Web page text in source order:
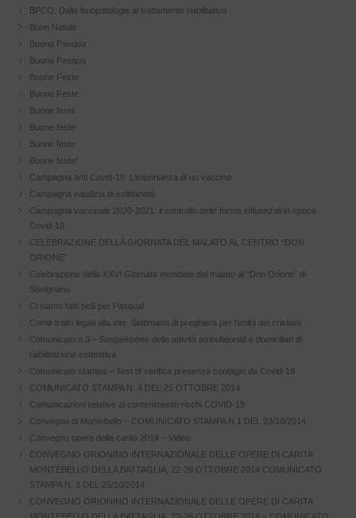
BPCO: Dalla fisiopatologia al trattamento riabilitativo
Buon Natale
Buona Pasqua
Buona Pasqua
Buone Feste
Buone Feste
Buone feste
Buone feste
Buone feste
Buone feste!
Campagna anti Covid-19. L’importanza di un vaccino
Campagna natalizia di solidarietà
Campagna vaccinale 2020-2021: il controllo delle forme influenzali in epoca
Covid-19
CELEBRAZIONE DELLA GIORNATA DEL MALATO AL CENTRO “DON
ORIONE”
Celebrazione della XXVI Giornata mondiale del malato al “Don Orione” di
Savignano
Ci siamo fatti belli per Pasqua!
Come tralci legati alla vite. Settimana di preghiera per l’unità dei cristiani
Comunicato n.3 – Sospensione delle attività ambulatoriali e domiciliari di
riabilitazione estensiva
Comunicato stampa – Test di verifica presenza contagio da Covid-19
COMUNICATO STAMPA N. 4 DEL 25 OTTOBRE 2014
Comunicazioni relative al contenimento rischi COVID-19
Convegno di Montebello – COMUNICATO STAMPA N.1 DEL 23/10/2014
Convegno opere della carità 2014 – Video
CONVEGNO ORIONINO INTERNAZIONALE DELLE OPERE DI CARITA’
MONTEBELLO DELLA BATTAGLIA, 22-26 OTTOBRE 2014 COMUNICATO
STAMPA N. 3 DEL 25/10/2014
CONVEGNO ORIONINO INTERNAZIONALE DELLE OPERE DI CARITA’